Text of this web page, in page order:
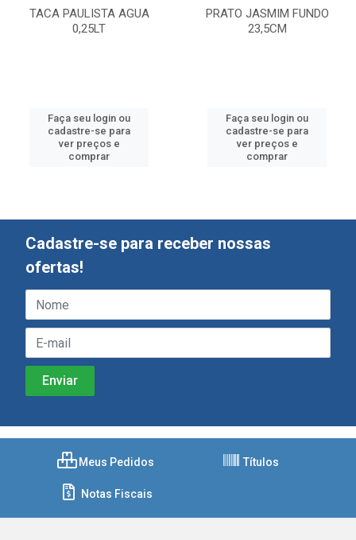
TACA PAULISTA AGUA
0,25LT
Faça seu login ou
cadastre-se para
ver preços e
comprar
PRATO JASMIM FUNDO
23,5CM
Faça seu login ou
cadastre-se para
ver preços e
comprar
Cadastre-se para receber nossas
ofertas!
Meus Pedidos Títulos
Notas Fiscais